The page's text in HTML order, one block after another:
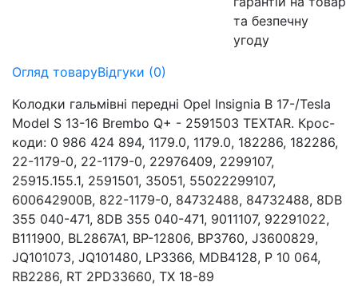
та безпечну
угоду
Огляд товаруВідгуки (0)
Колодки гальмівні передні Opel Insignia B 17-/Tesla
Model S 13-16 Brembo Q+ - 2591503 TEXTAR. Крос-
коди: 0 986 424 894, 1179.0, 1179.0, 182286, 182286,
22-1179-0, 22-1179-0, 22976409, 2299107,
25915.155.1, 2591501, 35051, 55022299107,
600642900B, 822-1179-0, 84732488, 84732488, 8DB
355 040-471, 8DB 355 040-471, 9011107, 92291022,
B111900, BL2867A1, BP-12806, BP3760, J3600829,
JQ101073, JQ101480, LP3366, MDB4128, P 10 064,
RB2286, RT 2PD33660, TX 18-89